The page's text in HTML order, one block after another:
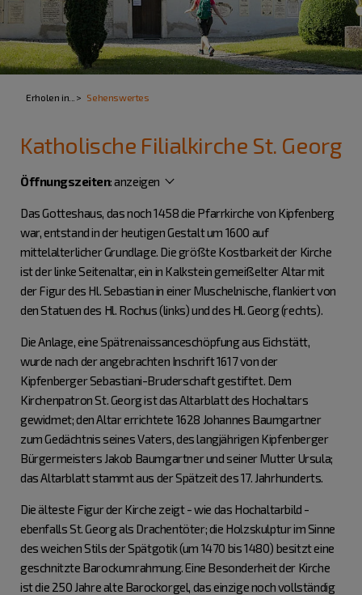
Erholen in... Sehenswertes
Katholische Filialkirche St. Georg
Öffnungszeiten:anzeigen
Das Gotteshaus, das noch 1458 die Pfarrkirche von Kipfenberg
war, entstand in der heutigen Gestalt um 1600 auf
mittelalterlicher Grundlage. Die größte Kostbarkeit der Kirche
ist der linke Seitenaltar, ein in Kalkstein gemeißelter Altar mit
der Figur des Hl. Sebastian in einer Muschelnische, flankiert von
den Statuen des Hl. Rochus (links) und des Hl. Georg (rechts).
Die Anlage, eine Spätrenaissanceschöpfung aus Eichstätt,
wurde nach der angebrachten Inschrift 1617 von der
Kipfenberger Sebastiani-Bruderschaft gestiftet. Dem
Kirchenpatron St. Georg ist das Altarblatt des Hochaltars
gewidmet; den Altar errichtete 1628 Johannes Baumgartner
zum Gedächtnis seines Vaters, des langjährigen Kipfenberger
Bürgermeisters Jakob Baumgartner und seiner Mutter Ursula;
das Altarblatt stammt aus der Spätzeit des 17. Jahrhunderts.
Die älteste Figur der Kirche zeigt - wie das Hochaltarbild -
ebenfalls St. Georg als Drachentöter; die Holzskulptur im Sinne
des weichen Stils der Spätgotik (um 1470 bis 1480) besitzt eine
geschnitzte Barockumrahmung. Eine Besonderheit der Kirche
ist die 250 Jahre alte Barockorgel, das einzige noch vollständig